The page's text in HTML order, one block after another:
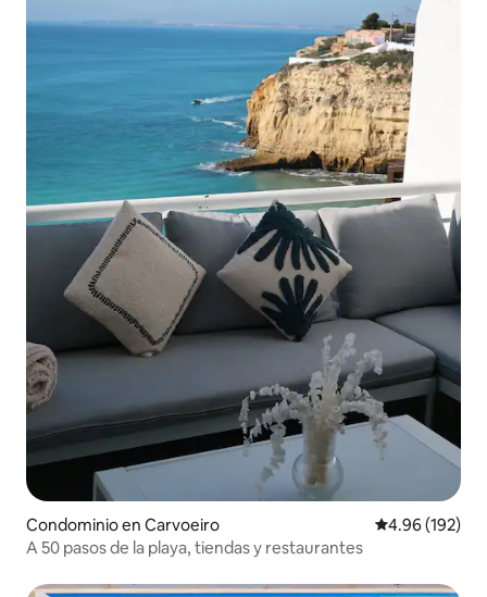
Condominio en Carvoeiro Calificación
4.96 (192)
A 50 pasos de la playa, tiendas y restaurantes